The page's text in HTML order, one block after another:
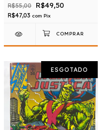
R$55,00 R$49,50
R$47,03 com Pix
ESGOTADO